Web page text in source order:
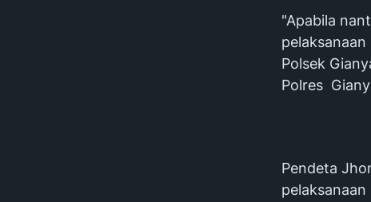
"Apabila
Polsek
Polres
Pendeta